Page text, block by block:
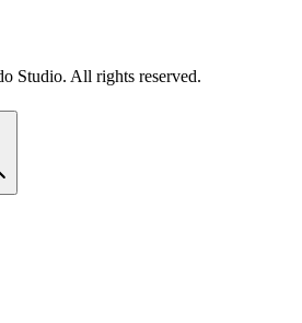
Studio. All rights reserved.